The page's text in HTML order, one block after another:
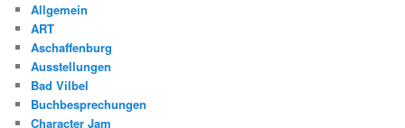
Allgemein
ART
Aschaffenburg
Ausstellungen
Bad Vilbel
Buchbesprechungen
Character Jam